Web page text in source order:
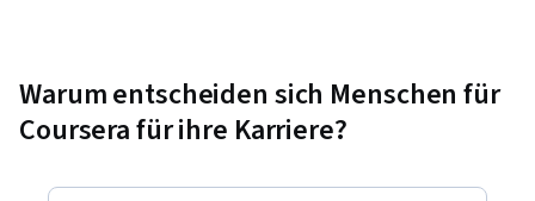
Warum entscheiden sich Menschen für
Coursera für ihre Karriere?